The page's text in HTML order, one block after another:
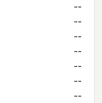
--
--
--
--
--
--
--